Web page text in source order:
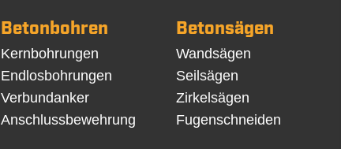
Betonbohren
Navigation
überspringen
Kernbohrungen
Endlosbohrungen
Verbundanker
Anschlussbewehrung
Betonsägen
Navigation
überspringen
Wandsägen
Seilsägen
Zirkelsägen
Fugenschneiden